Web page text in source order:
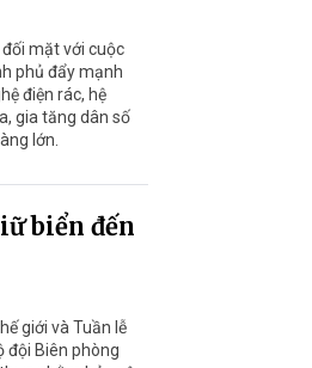
mặt với cuộc
phủ đẩy mạnh
điện rác, hệ
gia tăng dân số
lớn.
biển đến
giới và Tuần lễ
đội Biên phòng